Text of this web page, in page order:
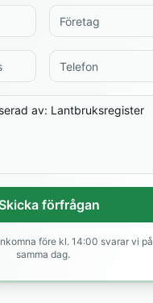
Skicka förfrågan
före kl. 14:00 svarar vi på
samma dag.